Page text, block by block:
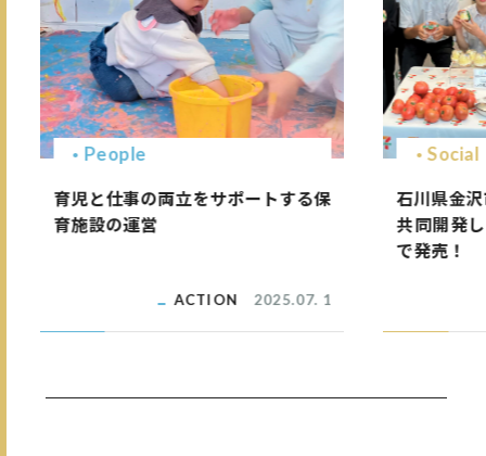
People
育児と仕事の両立をサポートする保
育施設の運営
ACTION 2025.07. 1
Social
石川県金
共同開発
で発売！